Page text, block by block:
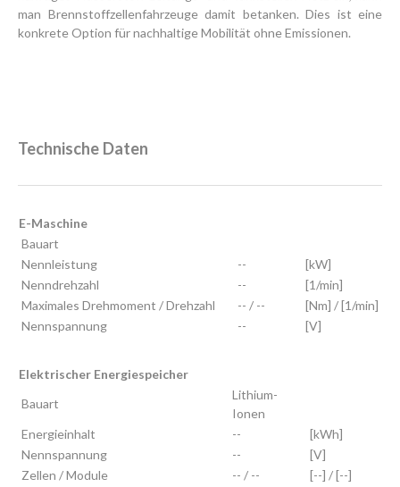
man Brennstoffzellenfahrzeuge damit betanken. Dies ist eine
konkrete Option für nachhaltige Mobilität ohne Emissionen.
Technische Daten
E-Maschine
Bauart
Nennleistung
--
[kW]
Nenndrehzahl
--
[1/min]
Maximales Drehmoment / Drehzahl
-- / --
[Nm] / [1/min]
Nennspannung
-- [V]
Elektrischer Energiespeicher
Bauart
Lithium-
Ionen
Energieinhalt
--
[kWh]
Nennspannung
--
[V]
Zellen / Module
-- / --
[--] / [--]